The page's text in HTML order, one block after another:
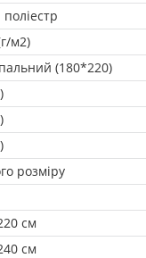
поліестр
м2)
(180*220)
розміру
см
см